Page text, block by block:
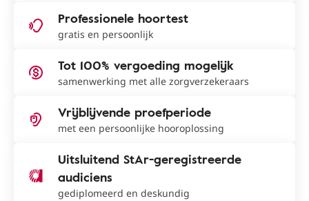
Professionele hoortest
gratis en persoonlijk
Tot 100% vergoeding mogelijk
samenwerking met alle zorgverzekeraars
Vrijblijvende proefperiode
met een persoonlijke hooroplossing
Uitsluitend StAr-geregistreerde
audiciens
gediplomeerd en deskundig